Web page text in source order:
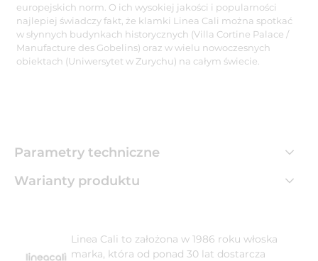
europejskich norm. O ich wysokiej jakości i popularności
najlepiej świadczy fakt, że klamki Linea Cali można spotkać
w słynnych budynkach historycznych (Villa Cortine Palace /
Manufacture des Gobelins) oraz w wielu nowoczesnych
obiektach (Uniwersytet w Zurychu) na całym świecie.
Parametry techniczne
Warianty produktu
Linea Cali to założona w 1986 roku włoska
marka, która od ponad 30 lat dostarcza